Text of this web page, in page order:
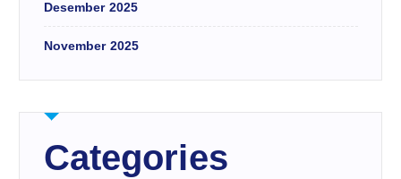
Desember 2025
November 2025
Categories